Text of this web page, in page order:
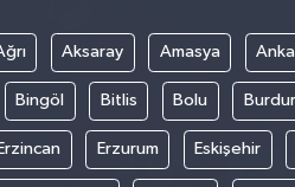
Aksaray Amasya
Bingöl Bitlis Bolu Burdur
Erzincan Erzurum Eskişehir